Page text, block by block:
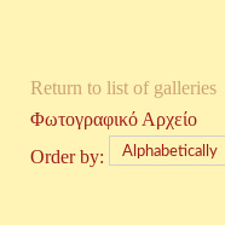
Return to list of galleries
Φωτογραφικό Αρχείο
Order by: